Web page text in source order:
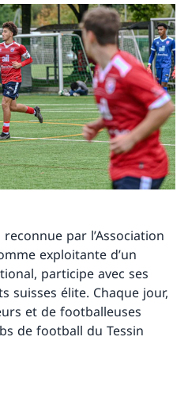
reconnue par l’Association
exploitante d’un
participe avec ses
suisses élite. Chaque jour,
et de footballeuses
de football du Tessin